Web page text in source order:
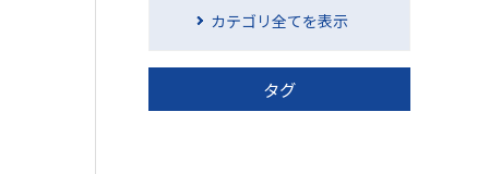
カテゴリ全てを表示
タグ